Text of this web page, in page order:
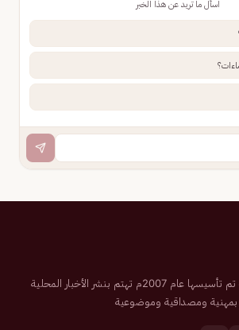
اسأل ما تريد عن هذا الخبر
صحيفة إلكترونية سعودية تم تأسيسها عام 2007م تهتم بنشر الأخبار المحلية
بمهنية ومصداقية وموضوعية